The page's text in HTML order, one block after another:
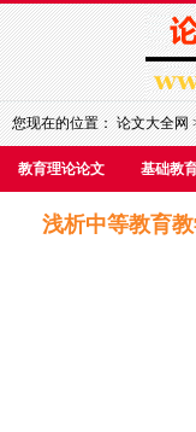
您现在的位置：论文大全网
教育理论论文 基础教
浅析中等教育